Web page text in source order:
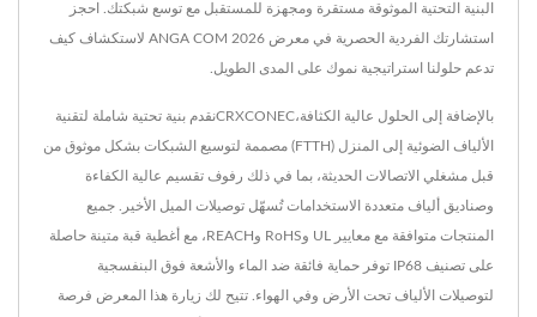
البنية التحتية الموثوقة مستقرة ومجهزة للمستقبل مع توسع شبكتك. احجز
استشارتك الفردية الحصرية في معرض ANGA COM 2026 لاستكشاف كيف
تدعم حلولنا استراتيجية نموك على المدى الطويل.
بالإضافة إلى الحلول عالية الكثافة،CRXCONECنقدم بنية تحتية شاملة لتقنية
الألياف الضوئية إلى المنزل (FTTH) مصممة لتوسيع الشبكات بشكل موثوق من
قبل مشغلي الاتصالات الحديثة، بما في ذلك رفوف تقسيم عالية الكفاءة
وصناديق ألياف متعددة الاستخدامات تُسهّل توصيلات الميل الأخير. جميع
المنتجات متوافقة مع معايير UL وRoHS وREACH، مع أغطية قبة متينة حاصلة
على تصنيف IP68 توفر حماية فائقة ضد الماء والأشعة فوق البنفسجية
لتوصيلات الألياف تحت الأرض وفي الهواء. تتيح لك زيارة هذا المعرض فرصة